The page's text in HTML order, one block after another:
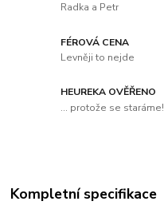
Radka a Petr
FÉROVÁ CENA
Levněji to nejde
HEUREKA OVĚŘENO
... protože se staráme!
Kompletní specifikace